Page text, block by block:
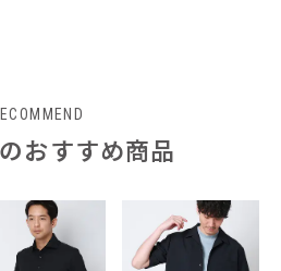
おすすめ商品